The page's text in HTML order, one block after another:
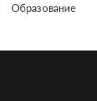
Образование